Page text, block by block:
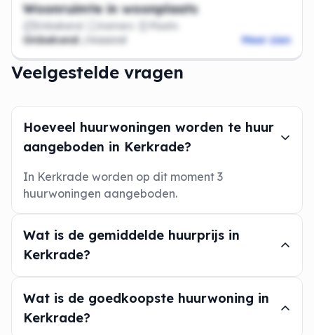
Woonruimte in woonplaats
Onbekend Kamers
Plaats
Onbekend
/maand Meer zien
Veelgestelde vragen
Hoeveel huurwoningen worden te huur
aangeboden in Kerkrade?
In Kerkrade worden op dit moment 3
huurwoningen aangeboden.
Wat is de gemiddelde huurprijs in
Kerkrade?
Wat is de goedkoopste huurwoning in
Kerkrade?